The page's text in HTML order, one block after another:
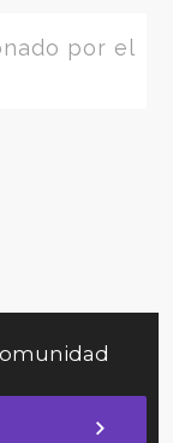
por el
chevron_right